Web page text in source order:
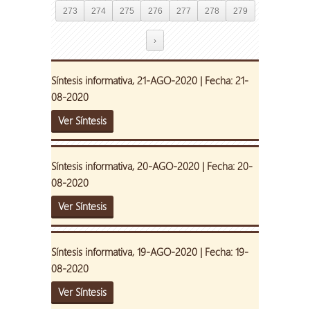
273 274 275 276 277 278 279
›
Síntesis informativa, 21-AGO-2020 | Fecha: 21-
08-2020
Ver Síntesis
Síntesis informativa, 20-AGO-2020 | Fecha: 20-
08-2020
Ver Síntesis
Síntesis informativa, 19-AGO-2020 | Fecha: 19-
08-2020
Ver Síntesis